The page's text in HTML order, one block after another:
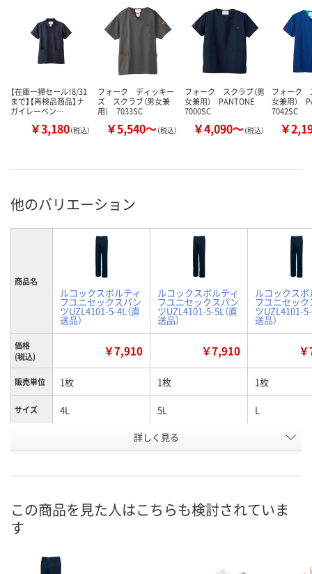
【在庫一掃セール！8/31
まで】【再検品商品】ナ
ガイレーベン…
￥3,180（税込）
フォーク ディッキー
ズ スクラブ（男女兼
用） 7033SC
￥5,540～（税込）
フォーク スクラブ（男
女兼用） PANTONE
7000SC
￥4,090～（税込）
フォーク
女兼用）
7042SC
￥
他のバリエーション
商品名
ルコックスポルティ
フユニセックスパン
ツUZL4101-5-4L（直
送品）
ルコックスポルティ
フユニセックスパン
ツUZL4101-5-5L（直
送品）
ルコックス
フユニセッ
ツUZL4101-5-
送品）
価格
(税込)
￥7,910 ￥7,910
販売単位 1枚 1枚 1枚
サイズ 4L 5L L
JN78600 JN78747
8月25日（火）まで
カ
詳しく見る
この商品を見た人はこちらも検討されていま
す